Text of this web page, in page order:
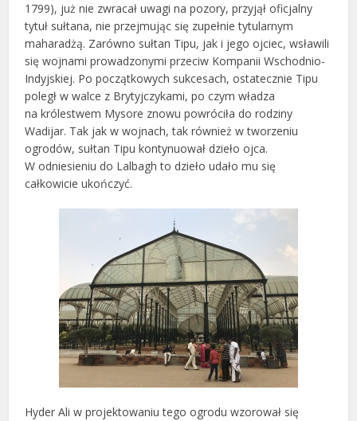
1799), już nie zwracał uwagi na pozory, przyjął oficjalny
tytuł sułtana, nie przejmując się zupełnie tytularnym
maharadżą. Zarówno sułtan Tipu, jak i jego ojciec, wsławili
się wojnami prowadzonymi przeciw Kompanii Wschodnio-
Indyjskiej. Po początkowych sukcesach, ostatecznie Tipu
poległ w walce z Brytyjczykami, po czym władza
na królestwem Mysore znowu powróciła do rodziny
Wadijar. Tak jak w wojnach, tak również w tworzeniu
ogrodów, sułtan Tipu kontynuował dzieło ojca.
W odniesieniu do Lalbagh to dzieło udało mu się
całkowicie ukończyć.
Hyder Ali w projektowaniu tego ogrodu wzorował się